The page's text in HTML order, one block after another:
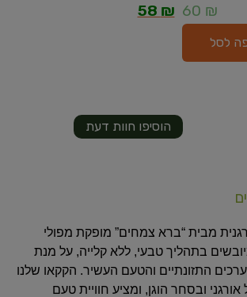
60 ₪
58 ₪
לסל
הוסיפו חוות דעת
מבית “ברא צמחים” מופקת מפולי
בתהליך טבעי, ללא קלייה, על מנת
התזונתיים והטעם העשיר. הקקאו שלנו
ובסחר הוגן, ומציע חוויית טעם